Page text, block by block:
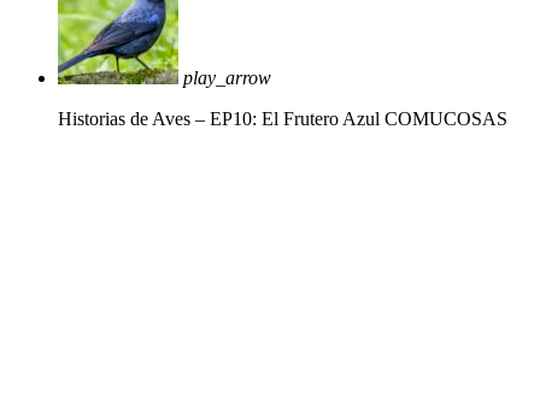
play_arrow
Historias de Aves – EP10: El Frutero Azul COMUCOSAS